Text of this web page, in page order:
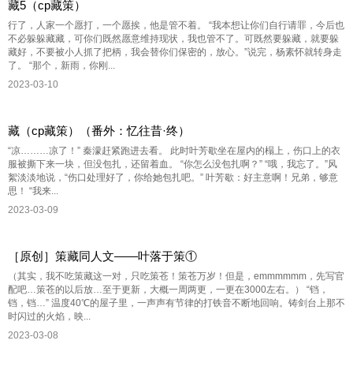
藏5（cp藏策）
行了，人家一个愿打，一个愿挨，他是管不着。 “我本想让你们自行请罪，今后也
不必躲躲藏藏，可你们既然愿意维持现状，我也管不了。可既然要躲藏，就要躲
藏好，不要被小人抓了把柄，我会替你们保密的，放心。”说完，杨素怀就转身走
了。 “那个，新雨，你刚...
2023-03-10
藏（cp藏策）（番外：忆往昔·终）
“凉………凉了！” 秦濛赶紧跑进去看。 此时叶芳歇坐在屋内的榻上，伤口上的衣
服被撕下来一块，但没包扎，还留着血。 “你怎么没包扎啊？” “哦，我忘了。”风
絮淡淡地说，“伤口处理好了，你给她包扎吧。” 叶芳歇：好主意啊！兄弟，够意
思！ “我来...
2023-03-09
［原创］策藏同人文——叶落于策①
（其实，我不吃策藏这一对，只吃策苍！策苍万岁！但是，emmmmmm，先写官
配吧…策苍的以后放…至于更新，大概一周两更，一更在3000左右。） “铛，
铛，铛…” 温度40℃的屋子里，一声声有节律的打铁音不断地回响。铸剑台上那不
时闪过的火焰，映...
2023-03-08